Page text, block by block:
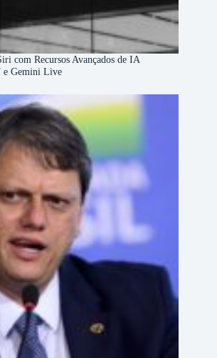
com Recursos Avançados de IA
e Gemini Live